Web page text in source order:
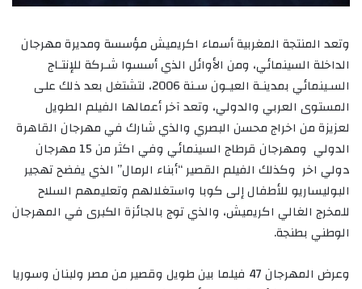
وتعد المنتجة المغربية أسماء اكريميش مؤسسة ومديرة مهرجان
الداخلة السينمائي، ومن الأوائل الذي أسسوا شـركة للإنتـاج
السـينمائي بمدينـة العيـون سـنة 2006، لتشتغل بعد ذلك على
المستوى العربي والدولي، وتعد آخر أعمالها الفيلم الطويل
لعزيزة من اخراج محسن البصري والذي شارك في مهرجان القاهرة
الدولي ومهرجان قرطاج السينمائي وفي اكثر من 15 مهرجان
دولي اخر وكذلك الفيلم القصير “أبناء الرمال” الذي يفضح تهجير
البوليساريو للأطفال إلى كوبا واستغلالهم وتعليمهم السلاح
للمخرج الغالي اكريميش، والذي توج بالجائزة الكبرى في المهرجان
الوطني بطنجة.
وعرض المهرجان 47 فيلما بين طويل وقصير من مصر ولبنان وسوريا